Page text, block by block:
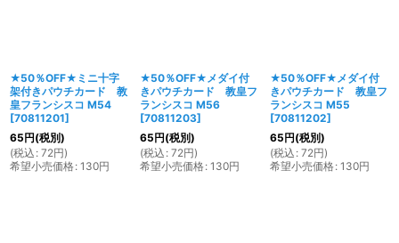
★50％OFF★ミニ十字
架付きパウチカード 教
皇フランシスコ M54
[70811201]
65円(税別)
(税込 : 72円)
希望小売価格: 130円
★50％OFF★メダイ付
きパウチカード 教皇フ
ランシスコ M56
[70811203]
65円(税別)
(税込 : 72円)
希望小売価格: 130円
★50％OFF★メダイ付
きパウチカード 教皇フ
ランシスコ M55
[70811202]
65円(税別)
(税込 : 72円)
希望小売価格: 130円